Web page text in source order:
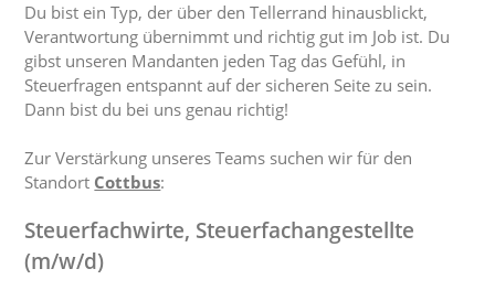
Du bist ein Typ, der über den Tellerrand hinausblickt,
Verantwortung übernimmt und richtig gut im Job ist. Du
gibst unseren Mandanten jeden Tag das Gefühl, in
Steuerfragen entspannt auf der sicheren Seite zu sein.
Dann bist du bei uns genau richtig!
Zur Verstärkung unseres Teams suchen wir für den
Standort Cottbus:
Steuerfachwirte, Steuerfachangestellte
(m/w/d)